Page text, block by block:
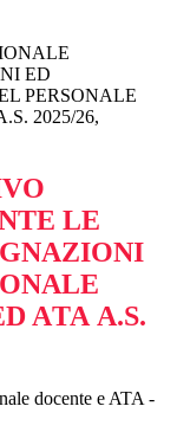
ED
PERSONALE
2025/26,
LE
AТА A.S.
docente e ATA -